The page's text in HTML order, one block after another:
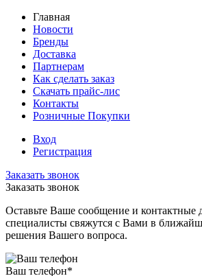
Главная
Новости
Бренды
Доставка
Партнерам
Как сделать заказ
Скачать прайс-лис
Контакты
Розничные Покупки
Вход
Регистрация
Заказать звонок
Заказать звонок
Оставьте Ваше сообщение и
специалисты свяжутся с Вами в
решения Вашего вопроса.
Ваш телефон*